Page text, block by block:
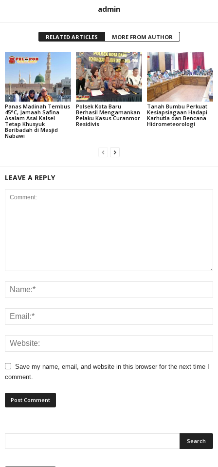
admin
RELATED ARTICLES MORE FROM AUTHOR
Panas Madinah Tembus
45°C, Jamaah Safina
Asalam Asal Kalsel
Tetap Khusyuk
Beribadah di Masjid
Nabawi
Polsek Kota Baru
Berhasil Mengamankan
Pelaku Kasus Curanmor
Residivis
Tanah Bumbu Perkuat
Kesiapsiagaan Hadapi
Karhutla dan Bencana
Hidrometeorologi
LEAVE A REPLY
Save my name, email, and website in this browser for the next time I
comment.